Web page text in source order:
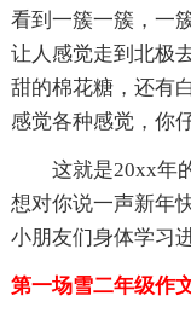
看到一簇一簇，一
让人感觉走到北极
甜的棉花糖，还有
感觉各种感觉，你
这就是20xx年
想对你说一声新年
小朋友们身体学习
第一场雪二年级作